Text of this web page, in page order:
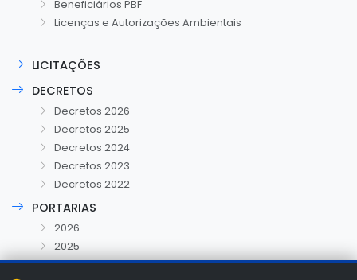
Beneficiários PBF
Licenças e Autorizações Ambientais
LICITAÇÕES
DECRETOS
Decretos 2026
Decretos 2025
Decretos 2024
Decretos 2023
Decretos 2022
PORTARIAS
2026
2025